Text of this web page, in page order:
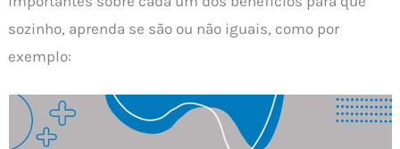
sozinho, aprenda se são ou não iguais, como por
exemplo: